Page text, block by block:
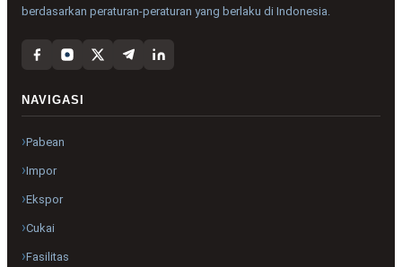
berdasarkan peraturan-peraturan yang berlaku di Indonesia.
NAVIGASI
Pabean
Impor
Ekspor
Cukai
Fasilitas